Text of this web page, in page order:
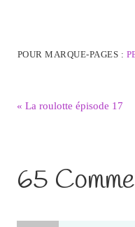
POUR MARQUE-PAGES :
« La roulotte épisode 17
65